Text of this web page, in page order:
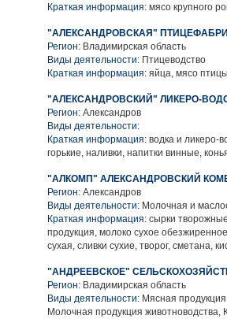
Краткая информация: мясо крупного
"АЛЕКСАНДРОВСКАЯ"
Регион: Владимирская область
Виды деятельности: Птицеводство
Краткая информация: яйца, мясо птицы
"АЛЕКСАНДРОВСКИЙ" ЛИКЕРО-
Регион: Александров
Виды деятельности:
Краткая информация: водка и ликеро-
горькие, наливки, напитки винные,
"АЛКОМП" АЛЕКСАНДРОВСКИЙ
Регион: Александров
Виды деятельности: Молочная и
Краткая информация: сырки
продукция, молоко сухое
сухая, сливки сухие, творог, сметана,
"АНДРЕЕВСКОЕ"
Регион: Владимирская область
Виды деятельности: Мясная
Молочная продукция животноводства,